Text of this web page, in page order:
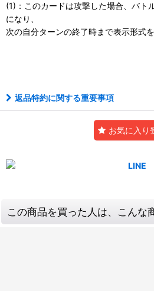
(1)：このカードは攻撃した場合、バト
になり、
次の自分ターンの終了時まで表示形式を
返品特約に関する重要事項
お気に入り
この商品を買った人は、こんな